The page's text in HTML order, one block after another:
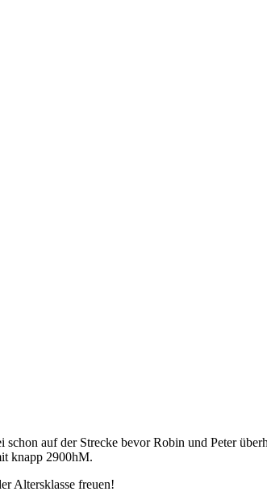
auf der Strecke bevor Robin und Peter
knapp 2900hM.
Altersklasse freuen!